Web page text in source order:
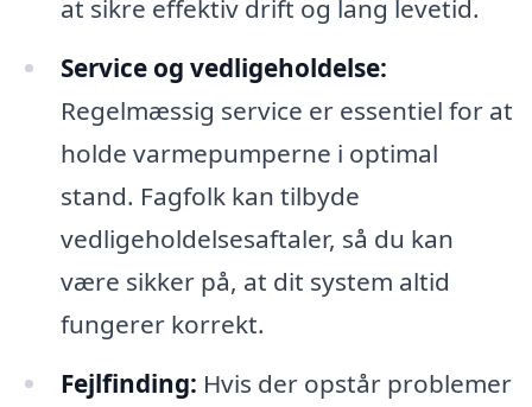
at sikre effektiv drift og lang levetid.
Service og vedligeholdelse:
Regelmæssig service er essentiel for at
holde varmepumperne i optimal
stand. Fagfolk kan tilbyde
vedligeholdelsesaftaler, så du kan
være sikker på, at dit system altid
fungerer korrekt.
Fejlfinding: Hvis der opstår problemer